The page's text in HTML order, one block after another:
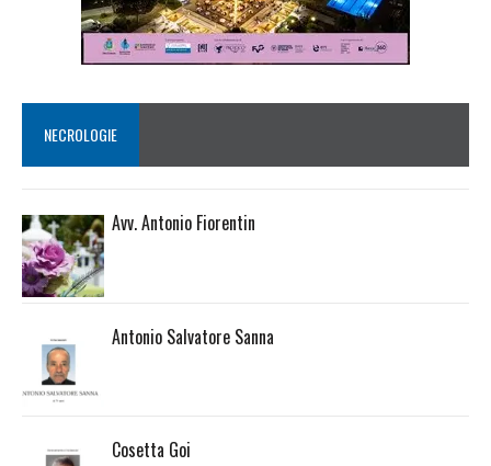
NECROLOGIE
Avv. Antonio Fiorentin
Antonio Salvatore Sanna
Cosetta Goi